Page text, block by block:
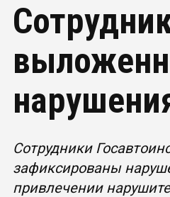
Сотрудники
зафиксированы
привлечении